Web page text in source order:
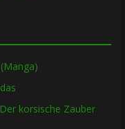
korsische Zauber